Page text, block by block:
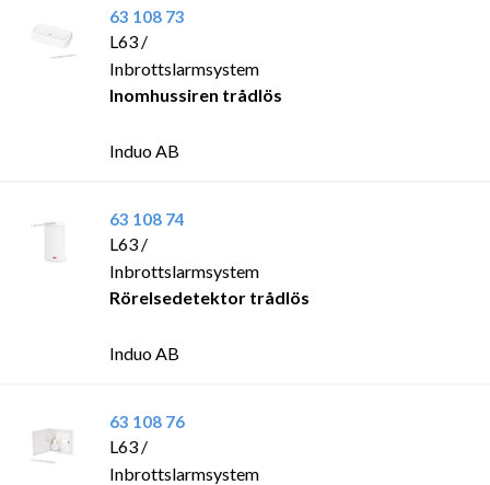
63 108 73
L63 /
Inbrottslarmsystem
Inomhussiren trådlös
Induo AB
63 108 74
L63 /
Inbrottslarmsystem
Rörelsedetektor trådlös
Induo AB
63 108 76
L63 /
Inbrottslarmsystem